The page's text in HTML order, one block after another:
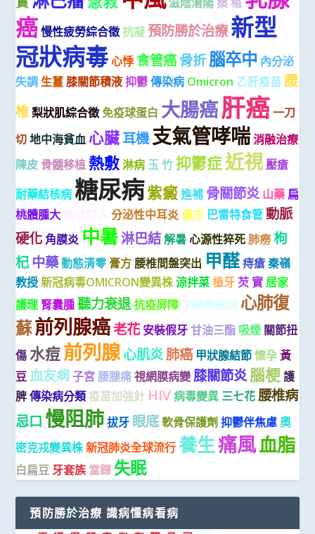
癌 慢性疲勞綜合徵抗凝 預防勝於治療新型
冠狀病毒 心悸 食管癌骨折腦卒中 內分泌
失調 生薑 膝關節積液 抑鬱 傳染病 Omicron 乙肝疫苗 腰
椎梨狀肌綜合徵免疫球蛋白 大腸癌肝癌 一刀
切 地中海貧血 心臟耳機支氣管哮喘消融治療
陳皮 骨髓移植 熱敷 淋病 玉 竹 抑鬱症近視壓瘡
耐藥結核病 糖尿病紫癜 進補 骨關節炎 山藥 扁
桃體腫大
分泌性中耳炎 偏方 巴雷特食管 動脈
硬化 角膜炎 中暑淋巴結解暑 心源性猝死 肺癆 枸
杞中藥 動態清零 膏方 腰椎間盤突出 甲醛痔瘡 秦嶺
教授 新冠病毒OMICRON變異株涼拌菜 植牙 芡 實 居家
護理 腎囊腫 聽力衰退抗疫屏障 中醫藥戒煙 心肺復
蘇前列腺癌老花 安裝假牙 甘油三酯 吸煙 關節扭
傷 水痘前列腺心肌炎肺癌 甲狀腺結節 懷孕 黃
豆 血友病子宮 腰腿痛 視網膜病變 膝關節炎腦梗 護
脾 傳染病分類 疫苗加強針 HIV 病毒變異 三七花 腰椎病
忌口 慢阻肺拔牙 眼底軟骨保護劑 抑鬱伴焦慮 奧
密克戎變異株新冠肺炎全球流行 養生痛風血脂
白扁豆 牙套族 當歸 失眠
預防勝於治療 識病懂病看病